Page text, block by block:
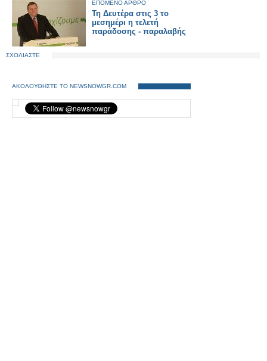
ΕΠΟΜΕΝΟ ΑΡΘΡΟ
Τη Δευτέρα στις 3 το
μεσημέρι η τελετή
παράδοσης - παραλαβής
ΣΧΟΛΙΑΣΤΕ
ΑΚΟΛΟΥΘΗΣΤΕ ΤΟ NEWSNOWGR.COM